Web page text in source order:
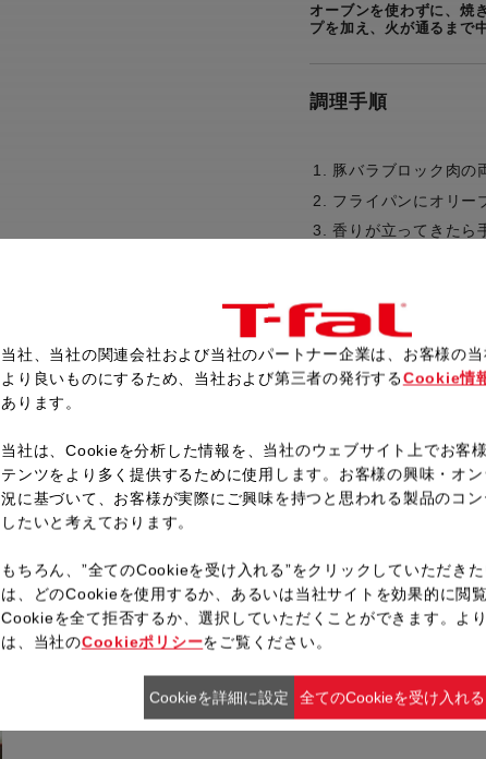
オーブンを使わずに、焼
プを加え、火が通るまで
調理手順
豚バラブロック肉の
フライパンにオリー
香りが立ってきたら
食べやすい大きさ
ト、ブロッコリー
分焼く。
粗熱が取れたら、オ
レシピ一覧へ戻る
当社、当社の関連会社および当社のパートナー企業は、お客様の
より良いものにするため、当社および第三者の発行するCookie情
あります。
当社は、Cookieを分析した情報を、当社のウェブサイト上でお客
テンツをより多く提供するために使用します。お客様の興味・オ
況に基づいて、お客様が実際にご興味を持つと思われる製品のコ
したいと考えております。
もちろん、”全てのCookieを受け入れる”をクリックしていただき
は、どのCookieを使用するか、あるいは当社サイトを効果的に閲
Cookieを全て拒否するか、選択していただくことができます。よ
は、当社のCookieポリシーをご覧ください。
Cookieを詳細に設定 全てのCookieを受け入れる